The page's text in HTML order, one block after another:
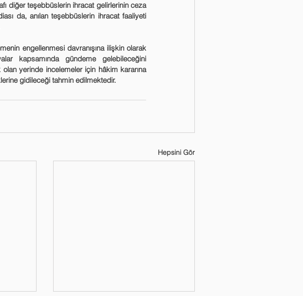
diğer teşebbüslerin ihracat gelirlerinin ceza
da, anılan teşebbüslerin ihracat faaliyeti
kapsamında gündeme gelebileceğini
yerinde incelemeler için hâkim kararına
gidileceği tahmin edilmektedir.
Hepsini Gör